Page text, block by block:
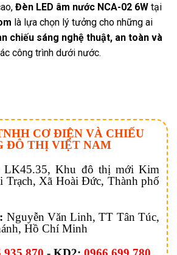
Đèn LED âm nước NCA-02 6W tại
là lựa chọn lý tưởng cho những ai
chiếu sáng nghệ thuật, an toàn và
công trình dưới nước.
CƠ ĐIỆN VÀ CHIẾU
ĐÔ THỊ VIỆT NAM
LK45.35, Khu đô thị mới Kim
Trạch, Xã Hoài Đức, Thành phố
Nguyễn Văn Linh, TT Tân Túc,
Hồ Chí Minh